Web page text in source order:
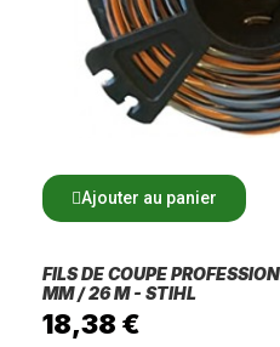
Ajouter au panier
FILS DE COUPE
MM / 26 M - STIHL
18,38 €